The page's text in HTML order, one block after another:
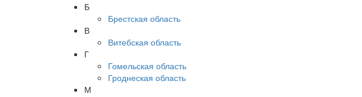
Б
Брестская область
В
Витебская область
Г
Гомельская область
Гроднеская область
М